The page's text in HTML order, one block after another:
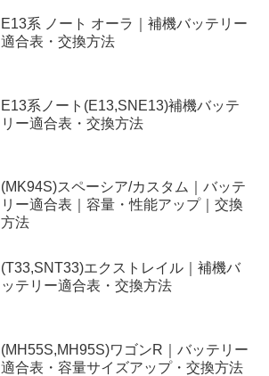
E13系 ノート オーラ｜補機バッテリー
適合表・交換方法
E13系ノート(E13,SNE13)補機バッテ
リー適合表・交換方法
(MK94S)スペーシア/カスタム｜バッテ
リー適合表｜容量・性能アップ｜交換
方法
(T33,SNT33)エクストレイル｜補機バ
ッテリー適合表・交換方法
(MH55S,MH95S)ワゴンR｜バッテリー
適合表・容量サイズアップ・交換方法